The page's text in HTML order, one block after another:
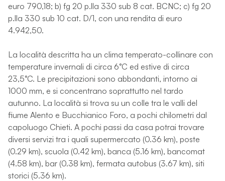
euro 790,18; b) fg 20 p.lla 330 sub 8 cat. BCNC; c) fg 20
p.lla 330 sub 10 cat. D/1, con una rendita di euro
4.942,50.
La località descritta ha un clima temperato-collinare con
temperature invernali di circa 6°C ed estive di circa
23,5°C. Le precipitazioni sono abbondanti, intorno ai
1000 mm, e si concentrano soprattutto nel tardo
autunno. La località si trova su un colle tra le valli del
fiume Alento e Bucchianico Foro, a pochi chilometri dal
capoluogo Chieti. A pochi passi da casa potrai trovare
diversi servizi tra i quali supermercato (0.36 km), poste
(0.29 km), scuola (0.42 km), banca (5.16 km), bancomat
(4.58 km), bar (0.38 km), fermata autobus (3.67 km), siti
storici (5.36 km).